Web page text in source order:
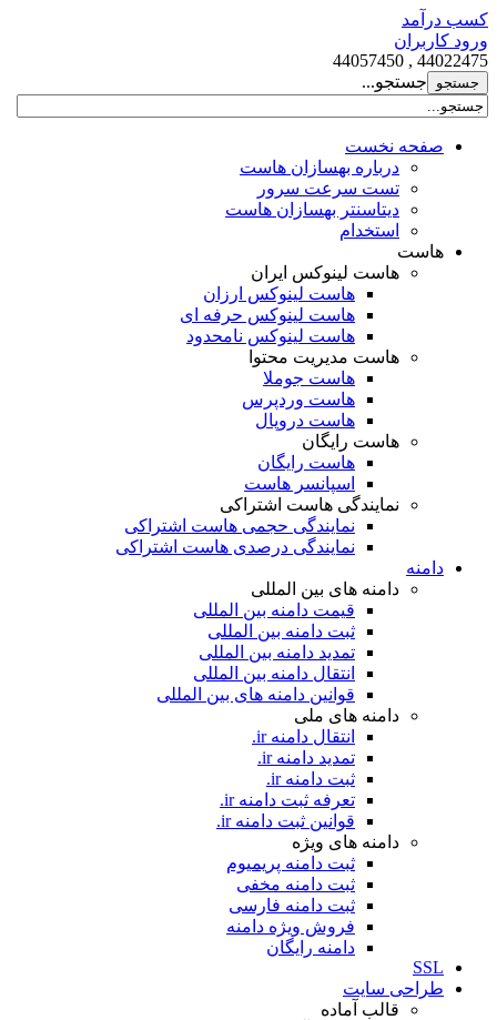
کسب درآمد
ورود کاربران
44022475 , 44057450
جستجو...
صفحه نخست
درباره بهسازان هاست
تست سرعت سرور
دیتاسنتر بهسازان هاست
استخدام
هاست
هاست لینوکس ایران
هاست لینوکس ارزان
هاست لینوکس حرفه ای
هاست لینوکس نامحدود
هاست مدیریت محتوا
هاست جوملا
هاست وردپرس
هاست دروپال
هاست رایگان
هاست رایگان
اسپانسر هاست
نمایندگی هاست اشتراکی
نمایندگی حجمی هاست اشتراکی
نمایندگی درصدی هاست اشتراکی
دامنه
دامنه های بین المللی
قیمت دامنه بین المللی
ثبت دامنه بین المللی
تمدید دامنه بین المللی
انتقال دامنه بین المللی
قوانین دامنه های بین المللی
دامنه های ملی
انتقال دامنه ir.
تمدید دامنه ir.
ثبت دامنه ir.
تعرفه ثبت دامنه ir.
قوانین ثبت دامنه ir.
دامنه های ویژه
ثبت دامنه پریمیوم
ثبت دامنه مخفی
ثبت دامنه فارسی
فروش ویژه دامنه
دامنه رایگان
SSL
طراحی سايت
قالب آماده